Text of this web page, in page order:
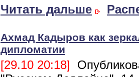
Читать дальше
Ахмад Кадыров как
дипломатии
[29.10 20:18]